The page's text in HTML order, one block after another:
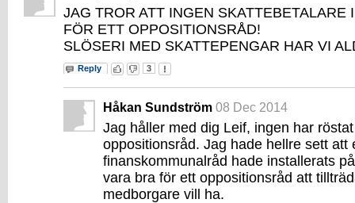
JAG TROR ATT INGEN SKATTEBETALARE
FÖR ETT OPPOSITIONSRÅD!
SLÖSERI MED SKATTEPENGAR HAR VI
Reply 3
Håkan Sundström 08 Dec 2014
Jag håller med dig Leif, ingen har
oppositionsråd. Jag hade hellre sett att
finanskommunalråd hade installerats
vara bra för ett oppositionsråd att
medborgare vill ha.